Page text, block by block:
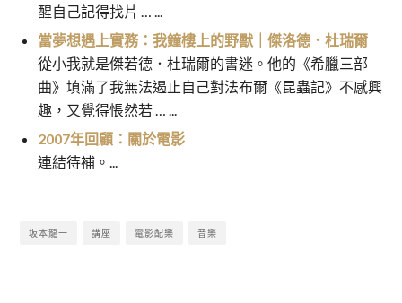
醒自己記得找片 … ...
當夢想遇上實務：我鐘樓上的野獸｜傑洛德．杜瑞爾
從小我就是傑若德．杜瑞爾的書迷。他的《希臘三部
曲》填滿了我無法遏止自己對法布爾《昆蟲記》不感興
趣，又覺得悵然若 … ...
2007年回顧：關於電影
連結待補。...
坂本龍一 講座 電影配樂 音樂